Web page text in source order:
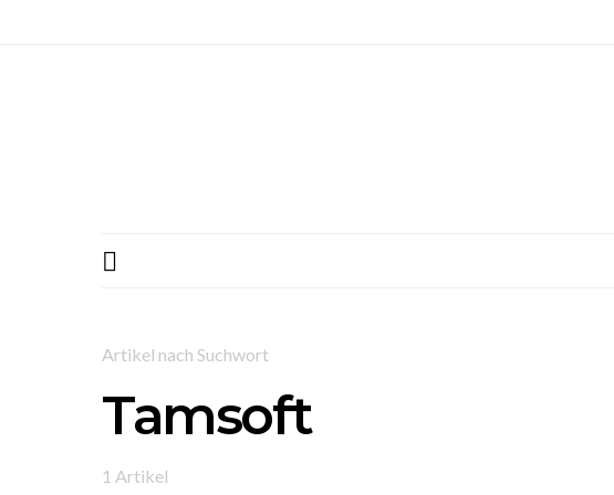
Artikel nach Suchwort
Tamsoft
1 Artikel